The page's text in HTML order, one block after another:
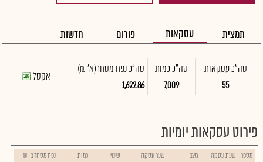
תמצית עסקאות פורום חדשות
סה"כ עסקאות
55
סה"כ כמות
7,009
סה"כ נפח מסחר(א' ₪)
1,622.86
אקסל
פירוט עסקאות יומיות
מספר שעת עסקה מצב שער עסקה שינוי כמות נפח מסחר ב- ₪